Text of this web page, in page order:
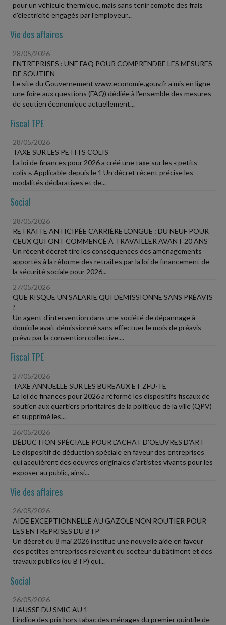
pour un véhicule thermique, mais sans tenir compte des frais
d'électricité engagés par l'employeur...
Vie des affaires
28/05/2026
ENTREPRISES : UNE FAQ POUR COMPRENDRE LES MESURES
DE SOUTIEN
Le site du Gouvernement www.economie.gouv.fr a mis en ligne
une foire aux questions (FAQ) dédiée à l'ensemble des mesures
de soutien économique actuellement...
Fiscal TPE
28/05/2026
TAXE SUR LES PETITS COLIS
La loi de finances pour 2026 a créé une taxe sur les « petits
colis ». Applicable depuis le 1 Un décret récent précise les
modalités déclaratives et de...
Social
28/05/2026
RETRAITE ANTICIPÉE CARRIÈRE LONGUE : DU NEUF POUR
CEUX QUI ONT COMMENCÉ À TRAVAILLER AVANT 20 ANS
Un récent décret tire les conséquences des aménagements
apportés à la réforme des retraites par la loi de financement de
la sécurité sociale pour 2026...
27/05/2026
QUE RISQUE UN SALARIE QUI DÉMISSIONNE SANS PRÉAVIS
?
Un agent d'intervention dans une société de dépannage à
domicile avait démissionné sans effectuer le mois de préavis
prévu par la convention collective....
Fiscal TPE
27/05/2026
TAXE ANNUELLE SUR LES BUREAUX ET ZFU-TE
La loi de finances pour 2026 a réformé les dispositifs fiscaux de
soutien aux quartiers prioritaires de la politique de la ville (QPV)
et supprimé les...
26/05/2026
DÉDUCTION SPÉCIALE POUR L'ACHAT D'OEUVRES D'ART
Le dispositif de déduction spéciale en faveur des entreprises
qui acquièrent des oeuvres originales d'artistes vivants pour les
exposer au public, ainsi...
Vie des affaires
26/05/2026
AIDE EXCEPTIONNELLE AU GAZOLE NON ROUTIER POUR
LES ENTREPRISES DU BTP
Un décret du 8 mai 2026 institue une nouvelle aide en faveur
des petites entreprises relevant du secteur du bâtiment et des
travaux publics (ou BTP) qui...
Social
26/05/2026
HAUSSE DU SMIC AU 1
L'indice des prix hors tabac des ménages du premier quintile de